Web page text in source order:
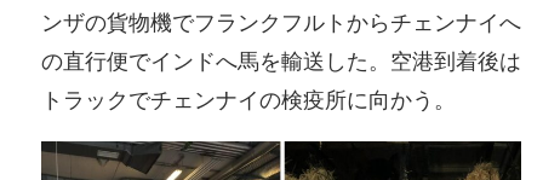
ンザの貨物機でフランクフルトからチェンナイへ
の直行便でインドへ馬を輸送した。空港到着後は
トラックでチェンナイの検疫所に向かう。